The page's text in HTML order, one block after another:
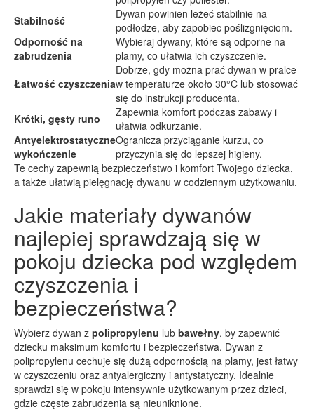
Stabilność
Dywan powinien leżeć stabilnie na
podłodze, aby zapobiec poślizgnięciom.
Odporność na
zabrudzenia
Wybieraj dywany, które są odporne na
plamy, co ułatwia ich czyszczenie.
Łatwość czyszczenia
Dobrze, gdy można prać dywan w pralce
w temperaturze około 30°C lub stosować
się do instrukcji producenta.
Krótki, gęsty runo
Zapewnia komfort podczas zabawy i
ułatwia odkurzanie.
Antyelektrostatyczne
wykończenie
Ogranicza przyciąganie kurzu, co
przyczynia się do lepszej higieny.
Te cechy zapewnią bezpieczeństwo i komfort Twojego dziecka,
a także ułatwią pielęgnację dywanu w codziennym użytkowaniu.
Jakie materiały dywanów
najlepiej sprawdzają się w
pokoju dziecka pod względem
czyszczenia i
bezpieczeństwa?
Wybierz dywan z polipropylenu lub bawełny, by zapewnić
dziecku maksimum komfortu i bezpieczeństwa. Dywan z
polipropylenu cechuje się dużą odpornością na plamy, jest łatwy
w czyszczeniu oraz antyalergiczny i antystatyczny. Idealnie
sprawdzi się w pokoju intensywnie użytkowanym przez dzieci,
gdzie częste zabrudzenia są nieuniknione.